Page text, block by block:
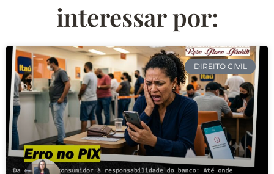
interessar por:
DIREITO CIVIL